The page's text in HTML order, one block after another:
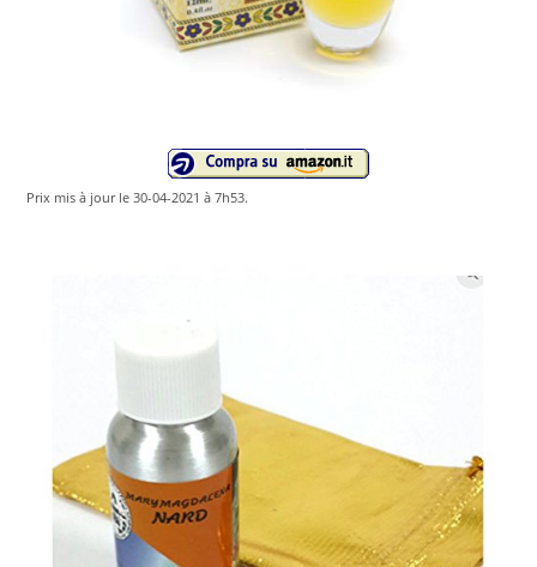
Prix ​​mis à jour le 30-04-2021 à 7h53.